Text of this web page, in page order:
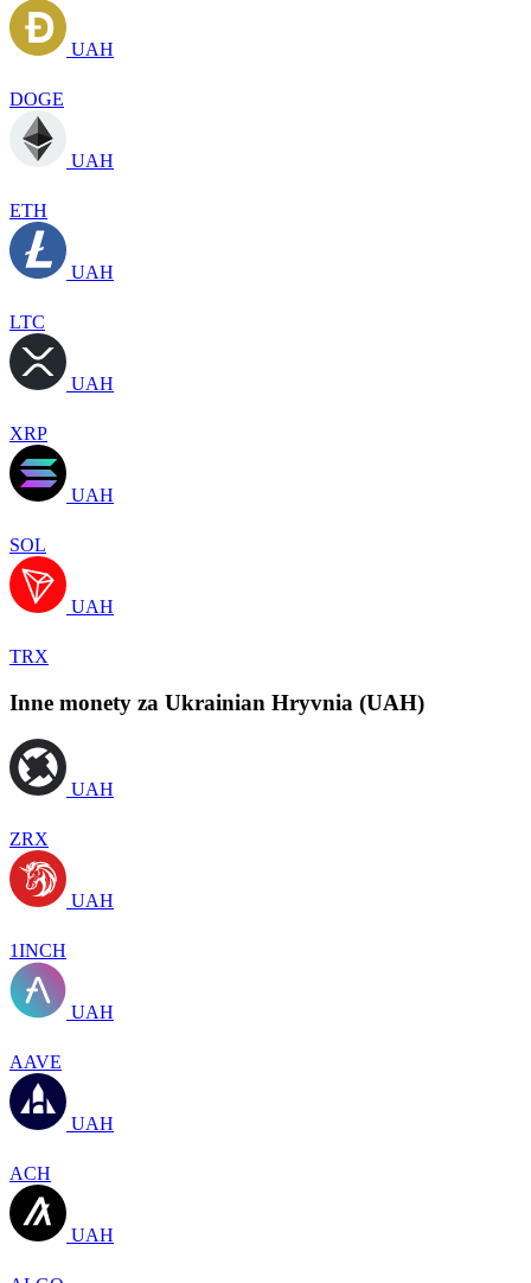
UAH
DOGE
UAH
ETH
UAH
LTC
UAH
XRP
UAH
SOL
UAH
TRX
Inne monety za Ukrainian Hryvnia (UAH)
UAH
ZRX
UAH
1INCH
UAH
AAVE
UAH
ACH
UAH